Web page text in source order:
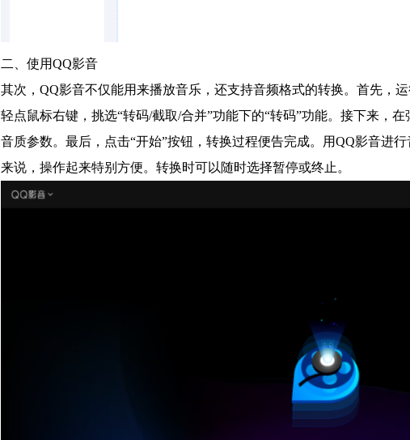
二、使用QQ影音
其次，QQ影音不仅能用来播放音乐，还支持音频格式的转换。首先，
轻点鼠标右键，挑选“转码/截取/合并”功能下的“转码”功能。接下来，
音质参数。最后，点击“开始”按钮，转换过程便告完成。用QQ影音进
来说，操作起来特别方便。转换时可以随时选择暂停或终止。